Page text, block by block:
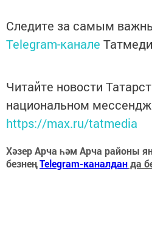
Следите за самым
Telegram-канале
Читайте новости
национальном
https://max.ru/tatmedia
Хәзер Арча һәм Арча районы
безнеңTelegram-каналданда